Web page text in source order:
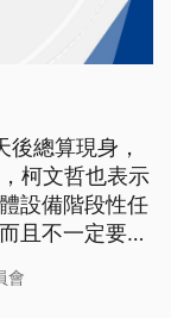
總算現身，
柯文哲也表示
設備階段性任
且不一定要體
一些 新的問
會